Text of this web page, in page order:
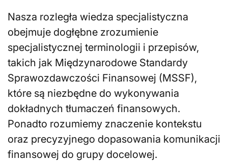
Nasza rozległa wiedza specjalistyczna
obejmuje dogłębne zrozumienie
specjalistycznej terminologii i przepisów,
takich jak Międzynarodowe Standardy
Sprawozdawczości Finansowej (MSSF),
które są niezbędne do wykonywania
dokładnych tłumaczeń finansowych.
Ponadto rozumiemy znaczenie kontekstu
oraz precyzyjnego dopasowania komunikacji
finansowej do grupy docelowej.